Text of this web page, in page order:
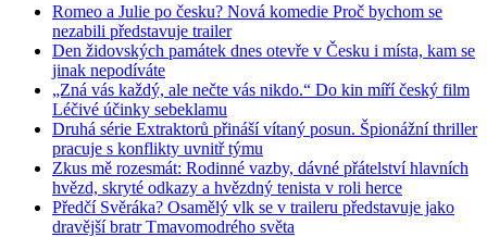
Romeo a Julie po česku? Nová komedie Proč bychom se
nezabili představuje trailer
Den židovských památek dnes otevře v Česku i místa, kam se
jinak nepodíváte
„Zná vás každý, ale nečte vás nikdo.“ Do kin míří český film
Léčivé účinky sebeklamu
Druhá série Extraktorů přináší vítaný posun. Špionážní thriller
pracuje s konflikty uvnitř týmu
Zkus mě rozesmát: Rodinné vazby, dávné přátelství hlavních
hvězd, skryté odkazy a hvězdný tenista v roli herce
Předčí Svěráka? Osamělý vlk se v traileru představuje jako
dravější bratr Tmavomodrého světa